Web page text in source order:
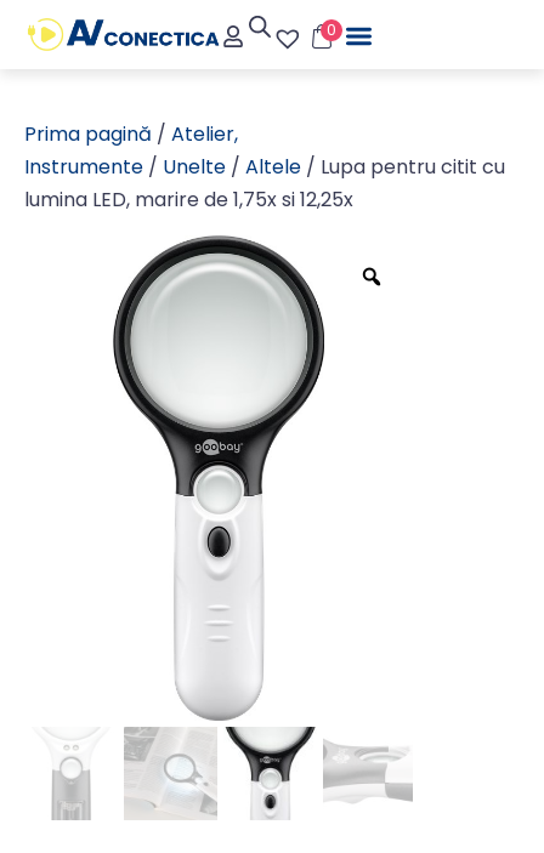
0
Prima pagină / Atelier,
Instrumente / Unelte / Altele / Lupa pentru citit cu
lumina LED, marire de 1,75x si 12,25x